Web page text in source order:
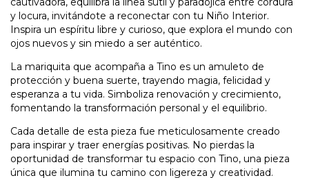
y locura, invitándote a reconectar con tu Niño Interior.
Inspira un espíritu libre y curioso, que explora el mundo con
ojos nuevos y sin miedo a ser auténtico.
La mariquita que acompaña a Tino es un amuleto de
protección y buena suerte, trayendo magia, felicidad y
esperanza a tu vida. Simboliza renovación y crecimiento,
fomentando la transformación personal y el equilibrio.
Cada detalle de esta pieza fue meticulosamente creado
para inspirar y traer energías positivas. No pierdas la
oportunidad de transformar tu espacio con Tino, una pieza
única que ilumina tu camino con ligereza y creatividad.